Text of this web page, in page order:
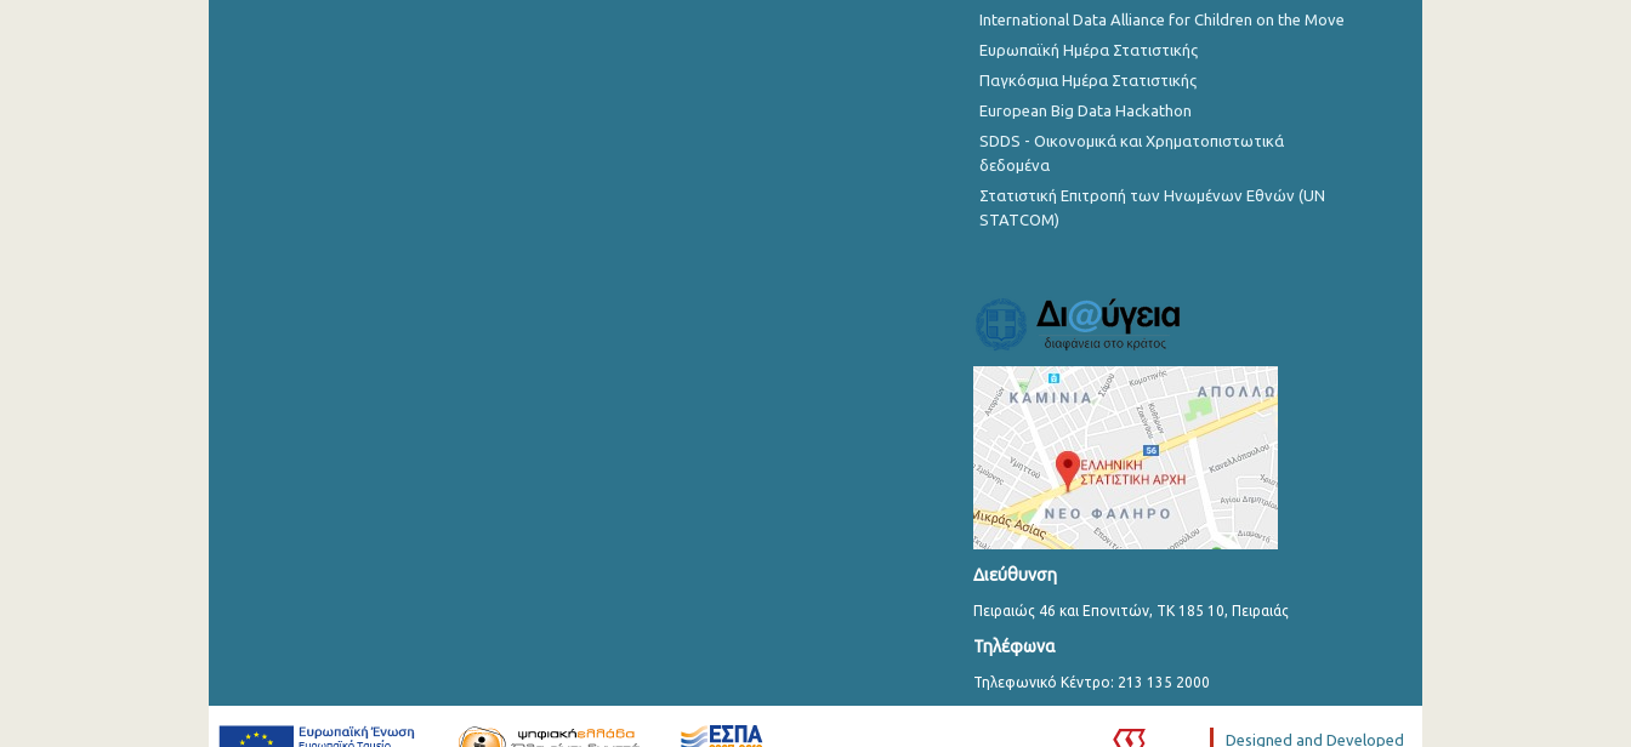
International Data Alliance for Children on the Move
Ευρωπαϊκή Ημέρα Στατιστικής
Παγκόσμια Ημέρα Στατιστικής
European Big Data Hackathon
SDDS - Οικονομικά και Χρηματοπιστωτικά
δεδομένα
Στατιστική Επιτροπή των Ηνωμένων Εθνών (UN
STATCOM)
Διεύθυνση
Πειραιώς 46 και Επονιτών, ΤΚ 185 10, Πειραιάς
Τηλέφωνα
Τηλεφωνικό Κέντρο: 213 135 2000
Designed and Developed